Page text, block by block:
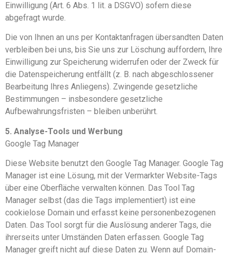
Einwilligung (Art. 6 Abs. 1 lit. a DSGVO) sofern diese
abgefragt wurde.
Die von Ihnen an uns per Kontaktanfragen übersandten Daten
verbleiben bei uns, bis Sie uns zur Löschung auffordern, Ihre
Einwilligung zur Speicherung widerrufen oder der Zweck für
die Datenspeicherung entfällt (z. B. nach abgeschlossener
Bearbeitung Ihres Anliegens). Zwingende gesetzliche
Bestimmungen – insbesondere gesetzliche
Aufbewahrungsfristen – bleiben unberührt.
5. Analyse-Tools und Werbung
Google Tag Manager
Diese Website benutzt den Google Tag Manager. Google Tag
Manager ist eine Lösung, mit der Vermarkter Website-Tags
über eine Oberfläche verwalten können. Das Tool Tag
Manager selbst (das die Tags implementiert) ist eine
cookielose Domain und erfasst keine personenbezogenen
Daten. Das Tool sorgt für die Auslösung anderer Tags, die
ihrerseits unter Umständen Daten erfassen. Google Tag
Manager greift nicht auf diese Daten zu. Wenn auf Domain-